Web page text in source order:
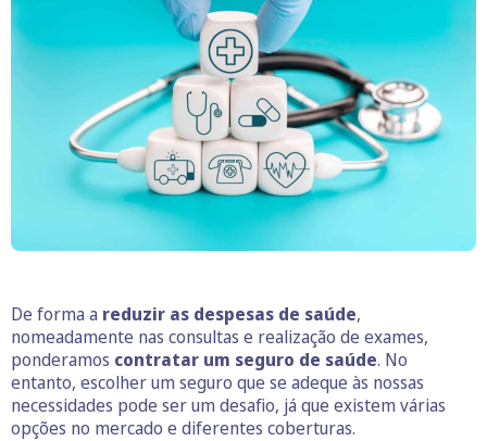
De forma a reduzir as despesas de saúde,
nomeadamente nas consultas e realização de exames,
ponderamos contratar um seguro de saúde. No
entanto, escolher um seguro que se adeque às nossas
necessidades pode ser um desafio, já que existem várias
opções no mercado e diferentes coberturas.